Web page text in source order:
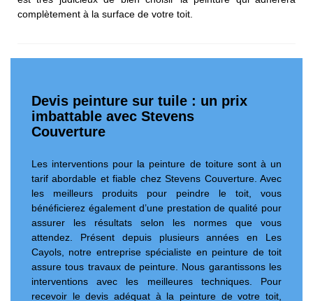
complètement à la surface de votre toit.
Devis peinture sur tuile : un prix
imbattable avec Stevens
Couverture
Les interventions pour la peinture de toiture sont à un
tarif abordable et fiable chez Stevens Couverture. Avec
les meilleurs produits pour peindre le toit, vous
bénéficierez également d’une prestation de qualité pour
assurer les résultats selon les normes que vous
attendez. Présent depuis plusieurs années en Les
Cayols, notre entreprise spécialiste en peinture de toit
assure tous travaux de peinture. Nous garantissons les
interventions avec les meilleures techniques. Pour
recevoir le devis adéquat à la peinture de votre toit,